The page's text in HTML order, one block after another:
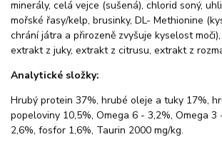
minerály, celá vejce (sušená), chlorid soný,
mořské řasy/kelp, brusinky, DL- Methionine
chrání játra a přirozeně zvyšuje kyselost
extrakt z juky, extrakt z citrusu, extrakt z
Analytické složky:
Hrubý protein 37%, hrubé oleje a tuky 17%,
popeloviny 10,5%, Omega 6 - 3,2%, Omega 3
2,6%, fosfor 1,6%, Taurin 2000 mg/kg.